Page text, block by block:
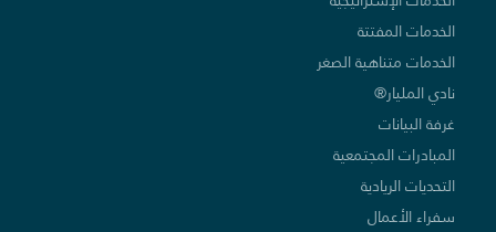
الخدمات المفتتة
الخدمات متناهية الصغر
نادي المليار®
غرفة البيانات
المبادرات المجتمعية
التحديات الريادية
سفراء الأعمال